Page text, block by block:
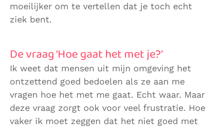
moeilijker om te vertellen dat je toch echt
ziek bent.
De vraag ‘Hoe gaat het met je?’
Ik weet dat mensen uit mijn omgeving het
ontzettend goed bedoelen als ze aan me
vragen hoe het met me gaat. Echt waar. Maar
deze vraag zorgt ook voor veel frustratie. Hoe
vaker ik moet zeggen dat het niet goed met